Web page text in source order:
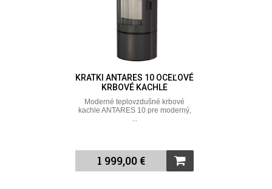
KRATKI ANTARES 10 OCEĽOVÉ
KRBOVÉ KACHLE
Moderné teplovzdušné krbové
kachle ANTARES 10 pre moderný,
...
1 999,00 €